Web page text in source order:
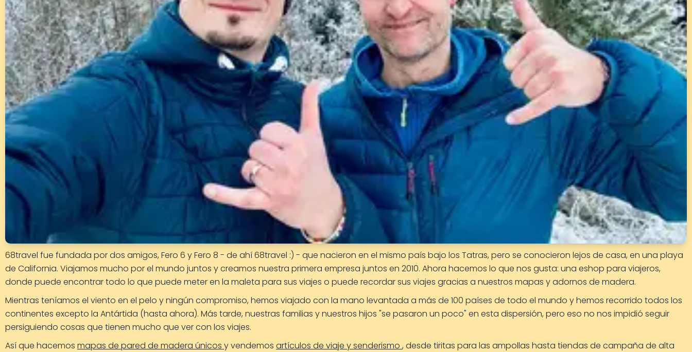
68travel fue fundada por dos amigos, Fero 6 y Fero 8 - de ahí 68travel :) - que nacieron en el mismo país bajo los Tatras, pero se conocieron lejos de casa, en una playa
de California. Viajamos mucho por el mundo juntos y creamos nuestra primera empresa juntos en 2010. Ahora hacemos lo que nos gusta: una eshop para viajeros,
donde puede encontrar todo lo que puede meter en la maleta para sus viajes o puede recordar sus viajes gracias a nuestros mapas y adornos de madera.
Mientras teníamos el viento en el pelo y ningún compromiso, hemos viajado con la mano levantada a más de 100 países de todo el mundo y hemos recorrido todos los
continentes excepto la Antártida (hasta ahora). Más tarde, nuestras familias y nuestros hijos "se pasaron un poco" en esta dispersión, pero eso no nos impidió seguir
persiguiendo cosas que tienen mucho que ver con los viajes.
Así que hacemos mapas de pared de madera únicos y vendemos artículos de viaje y senderismo , desde tiritas para las ampollas hasta tiendas de campaña de alta